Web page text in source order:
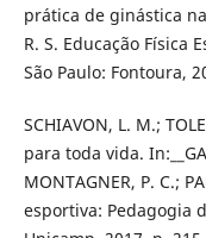
prática de ginástica na
R. S. Educação Física
São Paulo: Fontoura,
SCHIAVON, L. M.;
para toda vida.
MONTAGNER, P. C.;
esportiva: Pedagogia